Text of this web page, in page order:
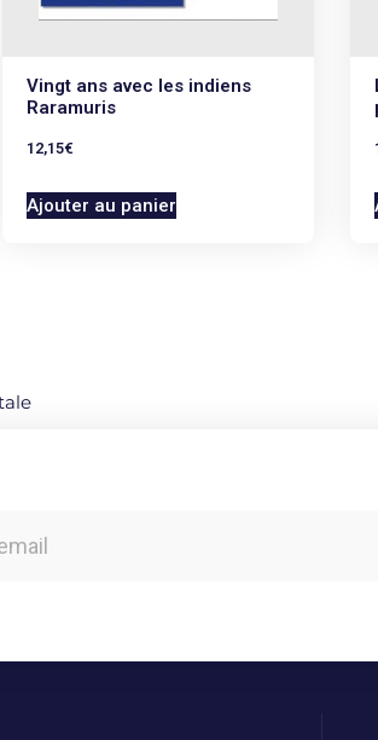
Vingt ans avec les indiens
Raramuris
12,15€
Ajouter au panier